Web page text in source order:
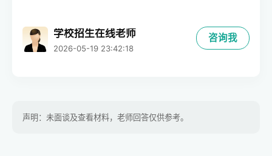
学校招生在线老师
2026-05-19 23:42:18
咨询我
声明：未面谈及查看材料，老师回答仅供参考。